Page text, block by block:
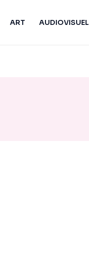
ART AUDIOVISUEL